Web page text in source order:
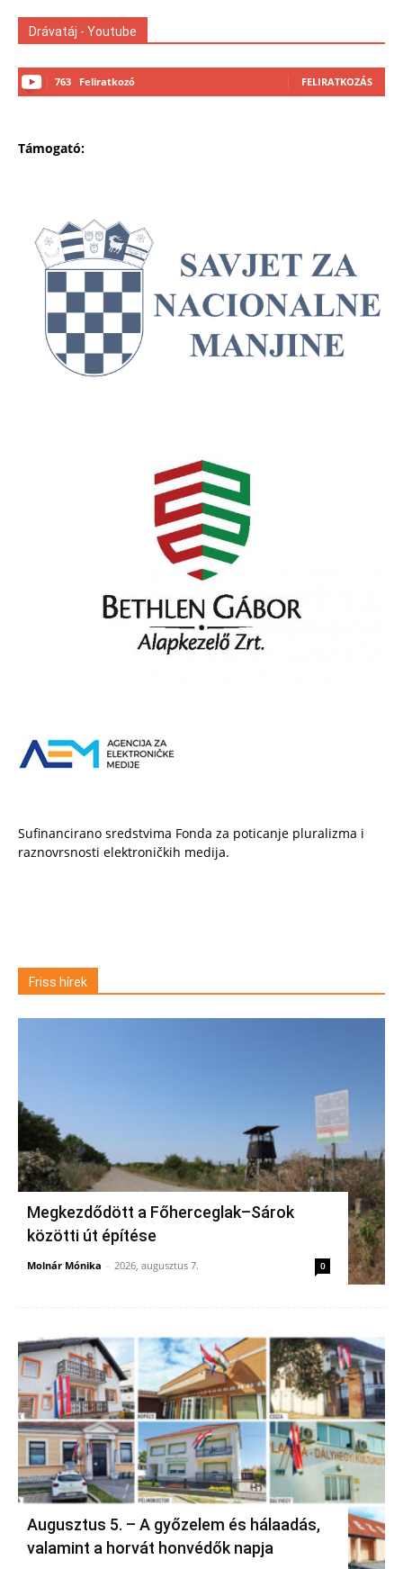
Drávatáj - Youtube
763 Feliratkozó FELIRATKOZÁS
Támogató:
Sufinancirano sredstvima Fonda za poticanje pluralizma i
raznovrsnosti elektroničkih medija.
Friss hírek
Megkezdődött a Főherceglak–Sárok
közötti út építése
Molnár Mónika - 2026, augusztus 7. 0
Augusztus 5. – A győzelem és hálaadás,
valamint a horvát honvédők napja